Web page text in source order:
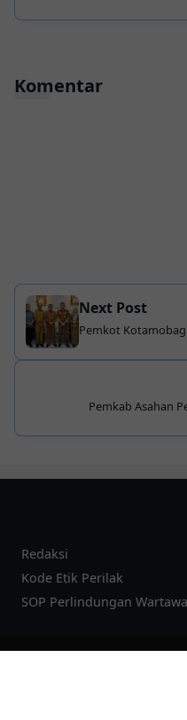
Komentar
Next Post
Pemkot
Pemkab Asahan
Redaksi
Kode Etik Perilak
SOP Perlindungan